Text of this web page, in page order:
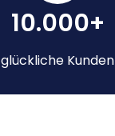
10.000+
glückliche Kunden